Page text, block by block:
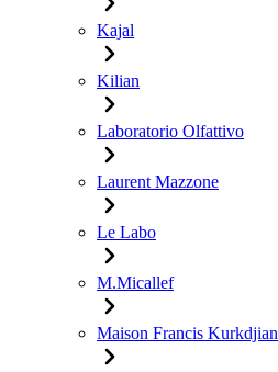
Kajal
Kilian
Laboratorio Olfattivo
Laurent Mazzone
Le Labo
M.Micallef
Maison Francis Kurkdjian